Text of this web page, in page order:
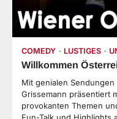
COMEDY LUSTIGES
Willkommen
Mit genialen
Grissemann präsentiert
provokanten Themen